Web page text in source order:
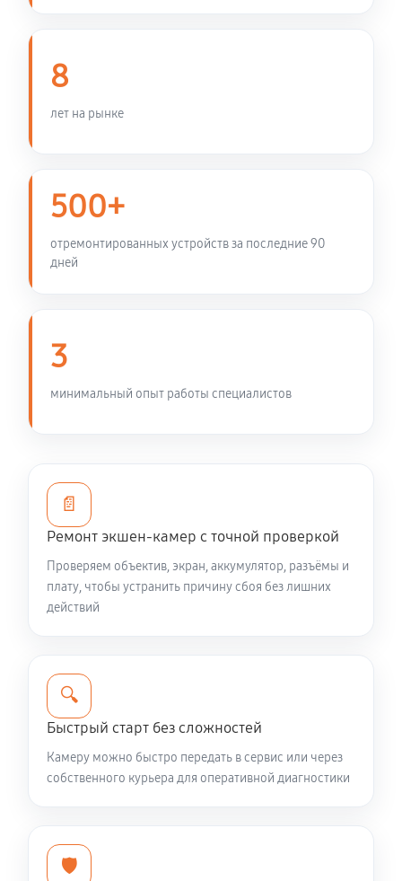
8
лет на рынке
500+
отремонтированных устройств за последние 90
дней
3
минимальный опыт работы специалистов
📄
Ремонт экшен-камер с точной проверкой
Проверяем объектив, экран, аккумулятор, разъёмы и
плату, чтобы устранить причину сбоя без лишних
действий
🔍
Быстрый старт без сложностей
Камеру можно быстро передать в сервис или через
собственного курьера для оперативной диагностики
🛡️